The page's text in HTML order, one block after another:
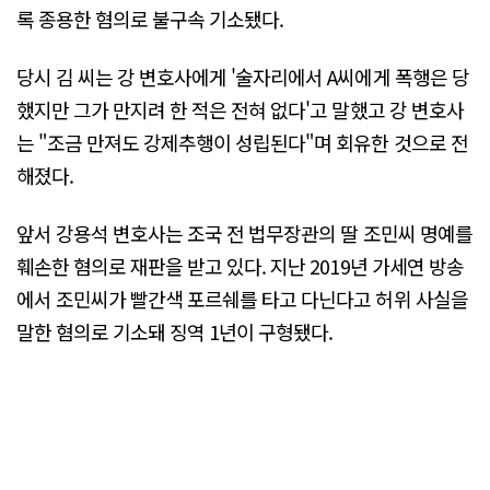
록 종용한 혐의로 불구속 기소됐다.
당시 김 씨는 강 변호사에게 '술자리에서 A씨에게 폭행은 당
했지만 그가 만지려 한 적은 전혀 없다'고 말했고 강 변호사
는 "조금 만져도 강제추행이 성립된다"며 회유한 것으로 전
해졌다.
앞서 강용석 변호사는 조국 전 법무장관의 딸 조민씨 명예를
훼손한 혐의로 재판을 받고 있다. 지난 2019년 가세연 방송
에서 조민씨가 빨간색 포르쉐를 타고 다닌다고 허위 사실을
말한 혐의로 기소돼 징역 1년이 구형됐다.